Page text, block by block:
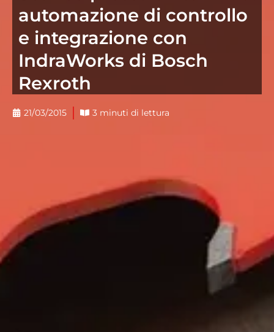
automazione di controllo
e integrazione con
IndraWorks di Bosch
Rexroth
21/03/2015 3 minuti di lettura